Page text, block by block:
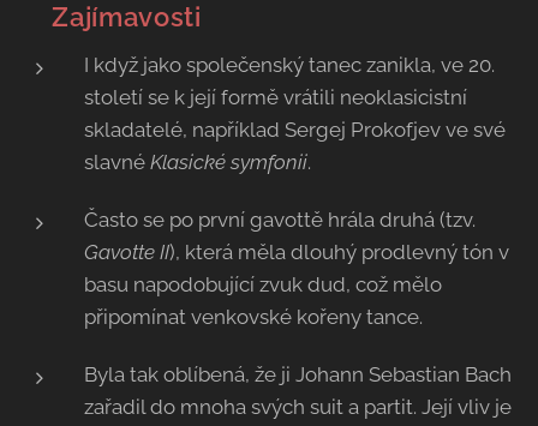
💡 Zajímavosti
I když jako společenský tanec zanikla, ve 20.
století se k její formě vrátili neoklasicistní
skladatelé, například Sergej Prokofjev ve své
slavné Klasické symfonii.
Často se po první gavottě hrála druhá (tzv.
Gavotte II), která měla dlouhý prodlevný tón v
basu napodobující zvuk dud, což mělo
připomínat venkovské kořeny tance.
Byla tak oblíbená, že ji Johann Sebastian Bach
zařadil do mnoha svých suit a partit. Její vliv je